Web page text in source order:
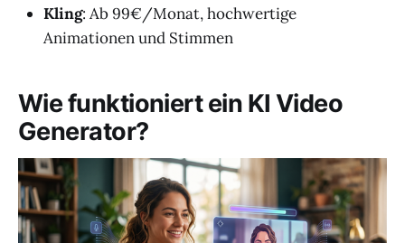
Kling: Ab 99€/Monat, hochwertige
Animationen und Stimmen
Wie funktioniert ein KI Video
Generator?